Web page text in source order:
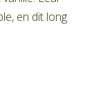
en dit long